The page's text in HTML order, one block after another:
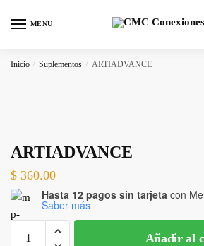
MENU
Inicio / Suplementos / ARTIADVANCE
ARTIADVANCE
$ 360.00
Hasta 12 pagos sin tarjeta con
Saber más
Añadir al